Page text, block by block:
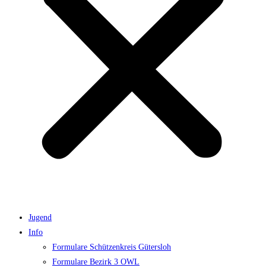
Jugend
Info
Formulare Schützenkreis Gütersloh
Formulare Bezirk 3 OWL